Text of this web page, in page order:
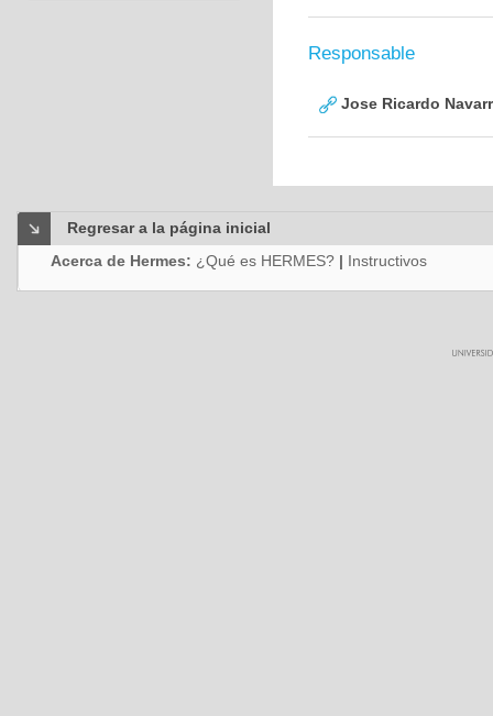
Responsable
Jose Ricardo
Regresar a la página inicial
Acerca de Hermes: ¿Qué es HERMES? | Instructivos